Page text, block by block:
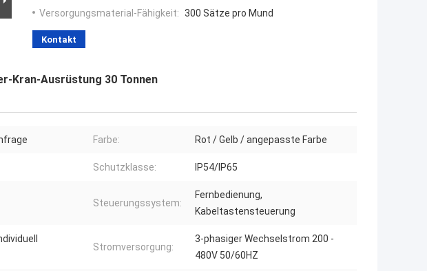
Versorgungsmaterial-Fähigkeit: 300 Sätze pro Mund
Kontakt
Kran-Ausrüstung 30 Tonnen
Farbe: Rot / Gelb / angepasste Farbe
Schutzklasse: IP54/IP65
Steuerungssystem:
Fernbedienung,
Kabeltastensteuerung
Stromversorgung:
3-phasiger Wechselstrom 200 -
480V 50/60HZ